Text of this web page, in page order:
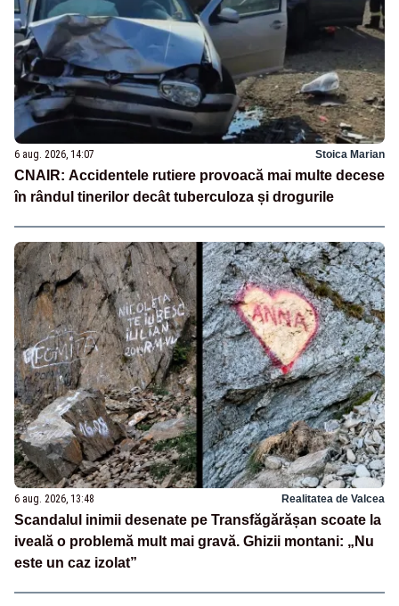
6 aug. 2026, 14:07 Stoica Marian
CNAIR: Accidentele rutiere provoacă mai multe decese
în rândul tinerilor decât tuberculoza și drogurile
6 aug. 2026, 13:48 Realitatea de Valcea
Scandalul inimii desenate pe Transfăgărășan scoate la
iveală o problemă mult mai gravă. Ghizii montani: „Nu
este un caz izolat”